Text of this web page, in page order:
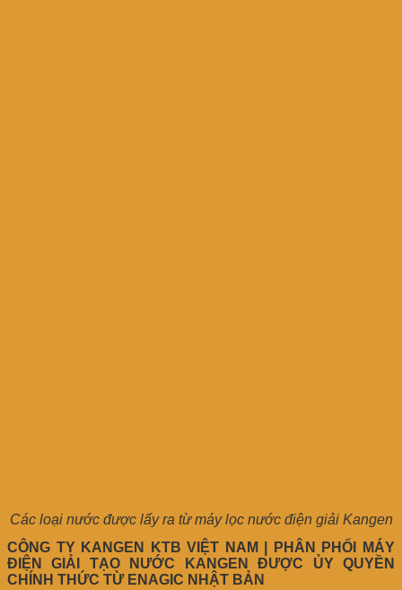
Các loại nước được lấy ra từ máy lọc nước điện giải Kangen
CÔNG TY KANGEN KTB VIỆT NAM | PHÂN PHỐI MÁY
ĐIỆN GIẢI TẠO NƯỚC KANGEN ĐƯỢC ỦY QUYỀN
CHÍNH THỨC TỪ ENAGIC NHẬT BẢN